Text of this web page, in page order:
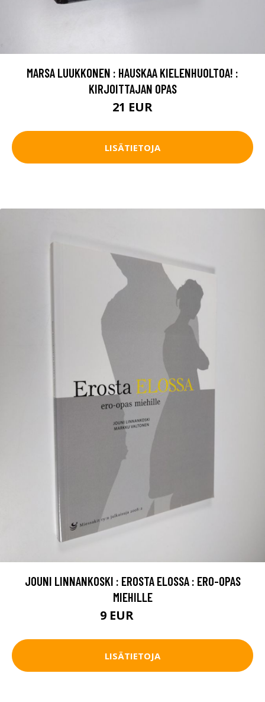
MARSA LUUKKONEN : HAUSKAA KIELENHUOLTOA! :
KIRJOITTAJAN OPAS
21 EUR
LISÄTIETOJA
JOUNI LINNANKOSKI : EROSTA ELOSSA : ERO-OPAS
MIEHILLE
9 EUR
LISÄTIETOJA